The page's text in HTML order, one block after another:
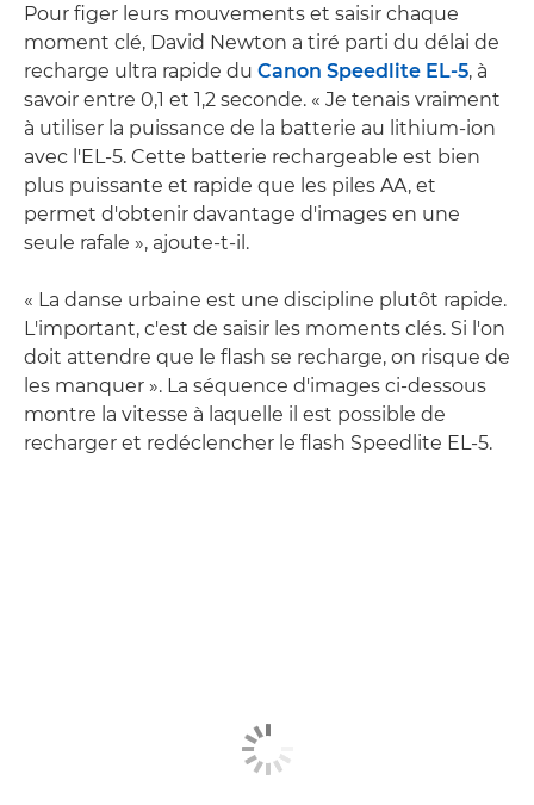
Pour figer leurs mouvements et saisir chaque
moment clé, David Newton a tiré parti du délai de
recharge ultra rapide du Canon Speedlite EL-5, à
savoir entre 0,1 et 1,2 seconde. « Je tenais vraiment
à utiliser la puissance de la batterie au lithium-ion
avec l'EL-5. Cette batterie rechargeable est bien
plus puissante et rapide que les piles AA, et
permet d'obtenir davantage d'images en une
seule rafale », ajoute-t-il.
« La danse urbaine est une discipline plutôt rapide.
L'important, c'est de saisir les moments clés. Si l'on
doit attendre que le flash se recharge, on risque de
les manquer ». La séquence d'images ci-dessous
montre la vitesse à laquelle il est possible de
recharger et redéclencher le flash Speedlite EL-5.